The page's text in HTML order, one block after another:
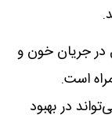
در جریان خون و
است.
در بهبود